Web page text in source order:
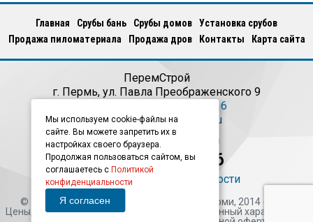
Главная Срубы бань Срубы домов
Установка срубов
Продажа пиломатериала
Продажа дров Кoнтакты Карта сайта
ПеремСтрой
г. Пермь, ул. Павла Преображенского 9
+7(922)381-39-16
E-mail:info@peremstroy.ru
Ежедневно с 09:00 до 21:00
+7(922)381-39-16
Политика конфиденциальности
© «ПеремСтрой» - Срубы бань, домов в Перми, 2014 - 2026.
Цены, указанные на сайте, носят информационный характер и ни
Мы используем cookie-файлы на
сайте. Вы можете запретить их в
настройках своего браузера.
Продолжая пользоваться сайтом, вы
соглашаетесь с Политикой
конфиденциальности
Я согласен